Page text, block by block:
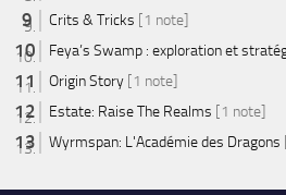
Crits & Tricks [1 note]
Feya’s Swamp : exploration et
Origin Story [1 note]
Estate: Raise The Realms [1 note]
Wyrmspan: L'Académie des Dragons